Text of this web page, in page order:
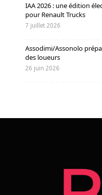
IAA 2026 : une édition
pour Renault Trucks
7 juillet 2026
Assodimi/Assonolo
des loueurs
26 juin 2026